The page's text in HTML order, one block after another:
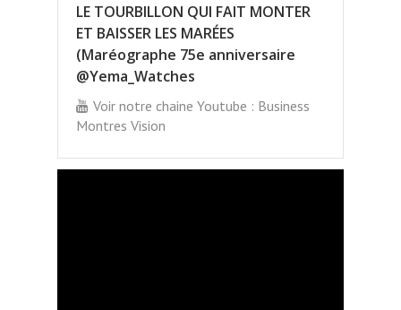
LE TOURBILLON QUI FAIT MONTER
ET BAISSER LES MARÉES
(Maréographe 75e anniversaire
@Yema_Watches
Voir notre chaine Youtube : Business
Montres Vision